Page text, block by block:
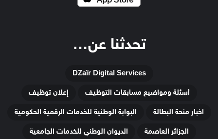
تحدثنا عن…
DZaïr Digital Services
أسئلة ومواضيع مسابقات التوظيف
إعلان توظيف
اخبار منحة البطالة
البوابة الوطنية للخدمات الرقمية الحكومية
الجزائر العاصمة
الديوان الوطني للخدمات الجامعية